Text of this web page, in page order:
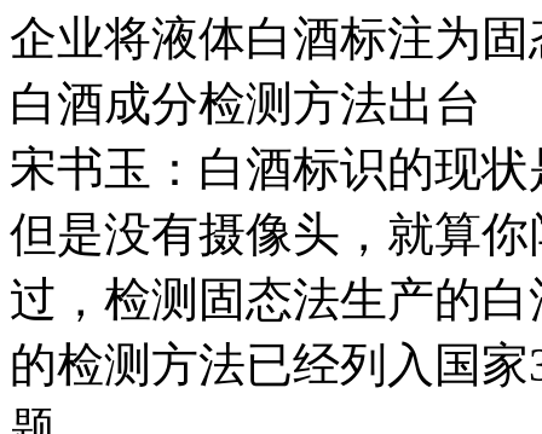
企业将液体白酒标注为
白酒成分检测方法出台
宋书玉：白酒标识的现
但是没有摄像头，就算
过，检测固态法生产的
的检测方法已经列入国